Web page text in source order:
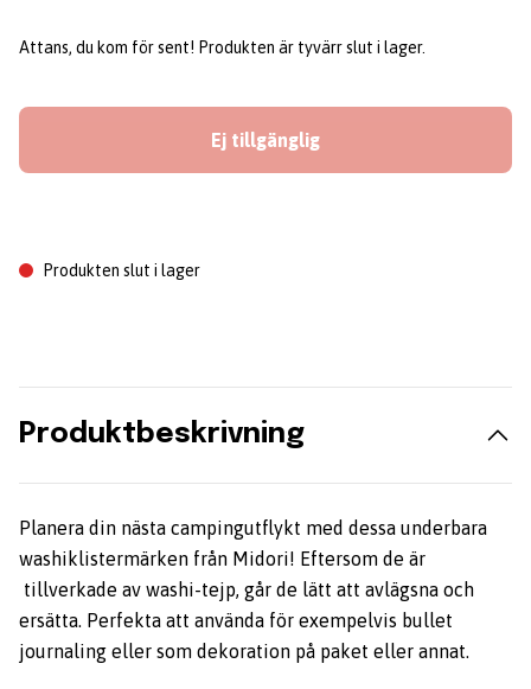
Attans, du kom för sent! Produkten är tyvärr slut i lager.
Ej tillgänglig
Produkten slut i lager
Produktbeskrivning
Planera din nästa campingutflykt med dessa underbara
washiklistermärken från Midori! Eftersom de är
tillverkade av washi-tejp, går de lätt att avlägsna och
ersätta. Perfekta att använda för exempelvis bullet
journaling eller som dekoration på paket eller annat.